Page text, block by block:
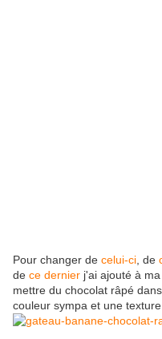
Pour changer de celui-ci , de
de ce dernier j'ai ajouté à
mettre du chocolat râpé
couleur sympa et une